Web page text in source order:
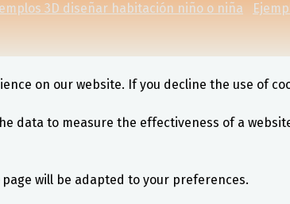
3D diseñar habitación niño o niña
on our website. If you decline the use of
data to measure the effectiveness of a
will be adapted to your preferences.